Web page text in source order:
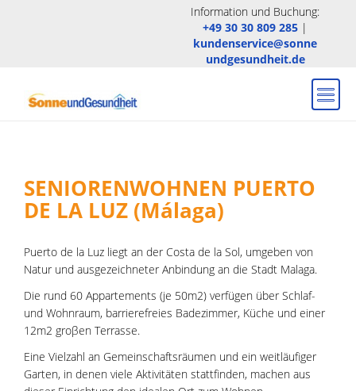
Information und Buchung:
+49 30 30 809 285 |
kundenservice@sonne
undgesundheit.de
SENIORENWOHNEN PUERTO
DE LA LUZ (Málaga)
Puerto de la Luz liegt an der Costa de la Sol, umgeben von
Natur und ausgezeichneter Anbindung an die Stadt Malaga.
Die rund 60 Appartements (je 50m2) verfügen über Schlaf-
und Wohnraum, barrierefreies Badezimmer, Küche und einer
12m2 groβen Terrasse.
Eine Vielzahl an Gemeinschaftsräumen und ein weitläufiger
Garten, in denen viele Aktivitäten stattfinden, machen aus